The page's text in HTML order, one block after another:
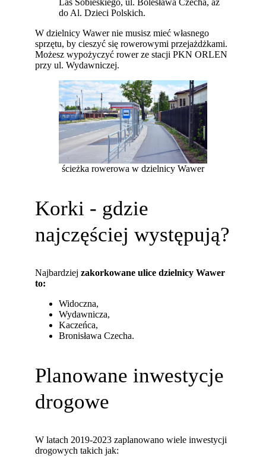
Las Sobieskiego, ul. Bolesława Czecha, aż
do Al. Dzieci Polskich.
W dzielnicy Wawer nie musisz mieć własnego
sprzętu, by cieszyć się rowerowymi przejażdżkami.
Możesz wypożyczyć rower ze stacji PKN ORLEN
przy ul. Wydawniczej.
ścieżka rowerowa w dzielnicy Wawer
Korki - gdzie
najczęściej występują?
Najbardziejzakorkowane ulice dzielnicy Wawer
to:
Widoczna,
Wydawnicza,
Kaczeńca,
Bronisława Czecha.
Planowane inwestycje
drogowe
W latach 2019-2023 zaplanowano wiele inwestycji
drogowych takich jak: